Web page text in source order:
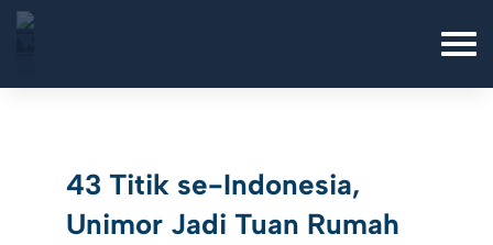
43 Titik se-Indonesia,
Unimor Jadi Tuan Rumah